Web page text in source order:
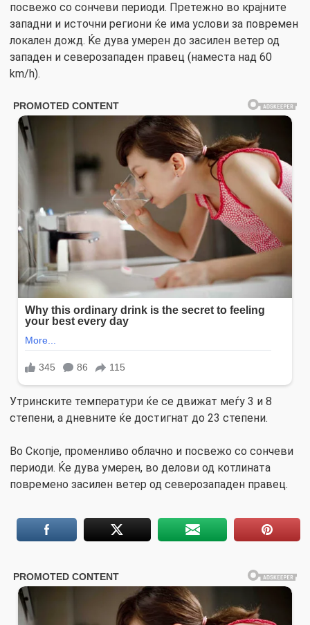
посвежо со сончеви периоди. Претежно во крајните
западни и источни региони ќе има услови за повремен
локален дожд. Ќе дува умерен до засилен ветер од
западен и северозападен правец (наместа над 60
km/h).
Утринските температури ќе се движат меѓу 3 и 8
степени, а дневните ќе достигнат до 23 степени.
Во Скопје, променливо облачно и посвежо со сончеви
периоди. Ќе дува умерен, во делови од котлината
повремено засилен ветер од северозападен правец.